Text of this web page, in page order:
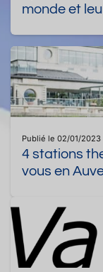
monde et
Publié le 02/01/2023
4 stations
vous en